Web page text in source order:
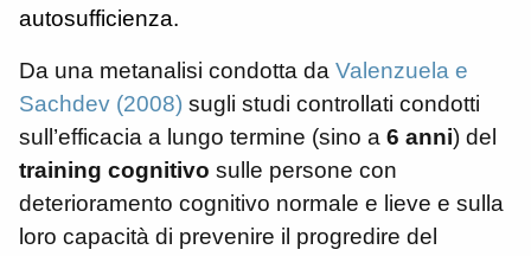
autosufficienza.
Da una metanalisi condotta da Valenzuela e
Sachdev (2008) sugli studi controllati condotti
sull’efficacia a lungo termine (sino a 6 anni) del
training cognitivo sulle persone con
deterioramento cognitivo normale e lieve e sulla
loro capacità di prevenire il progredire del